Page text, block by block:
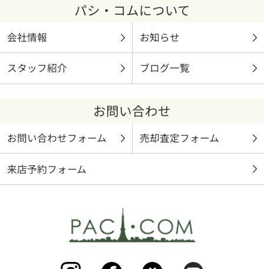
パシ・コムについて
会社情報 お知らせ
スタッフ紹介 ブログ一覧
お問い合わせ
お問い合わせフォーム 売却査定フォーム
来店予約フォーム